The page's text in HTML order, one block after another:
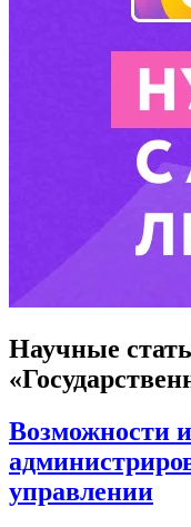
Научные
Возможности
управлении